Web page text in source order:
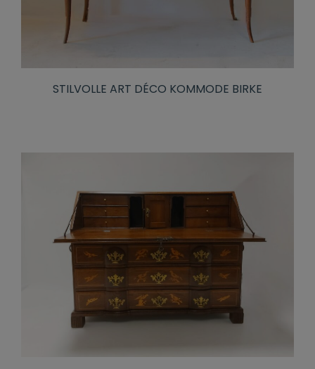
STILVOLLE ART DÉCO KOMMODE BIRKE